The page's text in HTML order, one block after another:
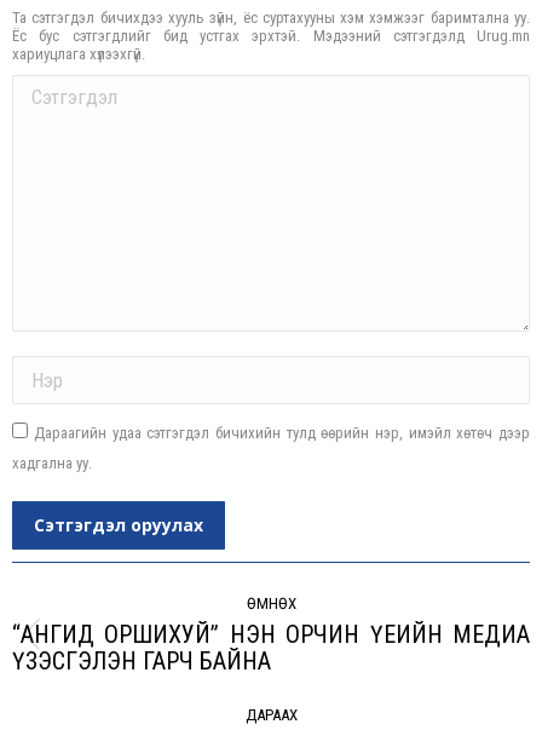
Та сэтгэгдэл бичихдээ хууль зүйн, ёс суртахууны хэм хэмжээг баримтална уу.
Ёс бус сэтгэгдлийг бид устгах эрхтэй. Мэдээний сэтгэгдэлд Urug.mn
хариуцлага хүлээхгүй.
Comment
Дараагийн удаа сэтгэгдэл бичихийн тулд өөрийн нэр, имэйл хөтөч дээр
хадгална уу.
Сэтгэгдэл оруулах
ӨМНӨХ
Previous
“АНГИД ОРШИХУЙ” НЭН ОРЧИН ҮЕИЙН МЕДИА
ҮЗЭСГЭЛЭН ГАРЧ БАЙНА
ДАРААХ